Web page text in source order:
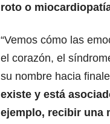
roto o
“Vemos cómo las
el corazón, el
su nombre hacia
existe y está
ejemplo, recibir una